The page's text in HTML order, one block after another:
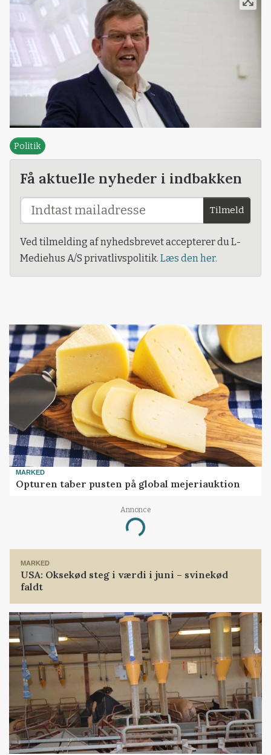
Politik
Få aktuelle nyheder i indbakken
Tilmeld
Ved tilmelding af nyhedsbrevet accepterer du L-
Mediehus A/S privatlivspolitik. Læs den her.
MARKED
Opturen taber pusten på global mejeriauktion
Annonce
Loading...
MARKED
USA: Oksekød steg i værdi i juni – svinekød
faldt